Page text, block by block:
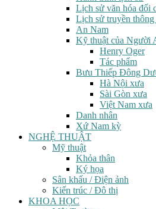
Lịch sử văn hóa đối
Lịch sử truyền thông
An Nam
Kỹ thuật của Người
Henry Oger
Tác phẩm
Bưu Thiếp Đông
Hà Nội xưa
Sài Gòn xưa
Việt Nam xưa
Danh nhân
Xứ Nam kỳ
NGHỆ THUẬT
Mỹ thuật
Khỏa thân
Ký họa
Sân khấu / Điện ảnh
Kiến trúc / Đô thị
KHOA HỌC